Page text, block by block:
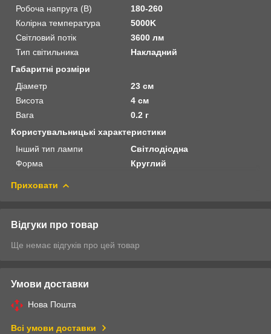
Робоча напруга (В)
180-260
Колірна температура
5000K
Світловий потік
3600 лм
Тип світильника
Накладний
Габаритні розміри
Діаметр
23 см
Висота
4 см
Вага
0.2 г
Користувальницькі характеристики
Інший тип лампи
Світлодіодна
Форма
Круглий
Приховати
Відгуки про товар
Ще немає відгуків про цей товар
Умови доставки
Нова Пошта
Всі умови доставки